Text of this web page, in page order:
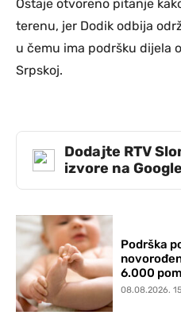
Ostaje otvoreno pitanje
terenu, jer Dodik odbija
u čemu ima podršku dijela
Srpskoj.
Dodajte RTV
izvore na
Podrška
6.000
08.08.2026.